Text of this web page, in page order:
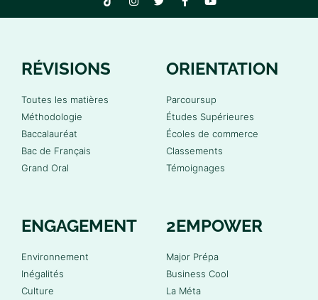
RÉVISIONS
Toutes les matières
Méthodologie
Baccalauréat
Bac de Français
Grand Oral
ORIENTATION
Parcoursup
Études Supérieures
Écoles de commerce
Classements
Témoignages
ENGAGEMENT
Environnement
Inégalités
Culture
2EMPOWER
Major Prépa
Business Cool
La Méta